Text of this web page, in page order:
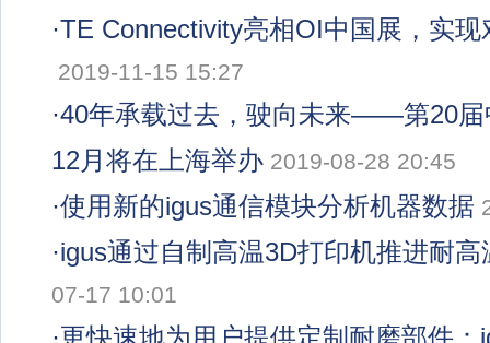
·TE Connectivity亮相OI中国展，实
2019-11-15 15:27
·40年承载过去，驶向未来——第20届
12月将在上海举办 2019-08-28 20:45
·使用新的igus通信模块分析机器数据
·igus通过自制高温3D打印机推进耐
07-17 10:01
·更快速地为用户提供定制耐磨部件